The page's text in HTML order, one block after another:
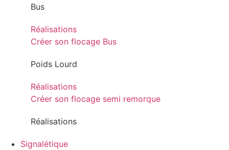
Bus
Réalisations
Créer son flocage Bus
Poids Lourd
Réalisations
Créer son flocage semi remorque
Réalisations
Signalétique